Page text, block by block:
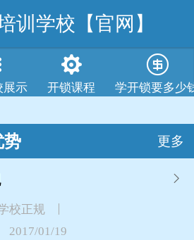
训学校【官网】
展示 开锁课程 学开锁要多少
势 更多
校正规
2017/01/19